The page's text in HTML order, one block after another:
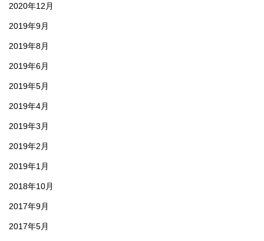
2020年12月
2019年9月
2019年8月
2019年6月
2019年5月
2019年4月
2019年3月
2019年2月
2019年1月
2018年10月
2017年9月
2017年5月